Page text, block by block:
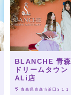
BLANCHE 青森
ドリームタウン
ALi店
青森県青森市浜田3-1-1